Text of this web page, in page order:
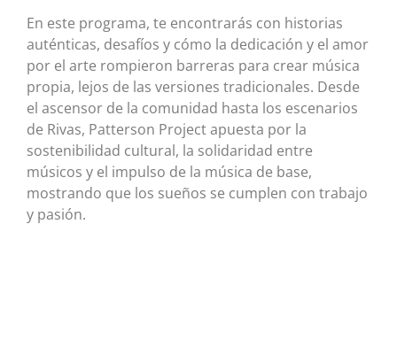
En este programa, te encontrarás con historias
auténticas, desafíos y cómo la dedicación y el amor
por el arte rompieron barreras para crear música
propia, lejos de las versiones tradicionales. Desde
el ascensor de la comunidad hasta los escenarios
de Rivas, Patterson Project apuesta por la
sostenibilidad cultural, la solidaridad entre
músicos y el impulso de la música de base,
mostrando que los sueños se cumplen con trabajo
y pasión.